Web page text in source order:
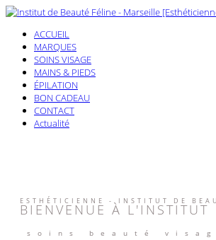
ACCUEIL
MARQUES
SOINS VISAGE
MAINS & PIEDS
ÉPILATION
BON CADEAU
CONTACT
Actualité
ESTHÉTICIENNE - INSTITUT DE
BIENVENUE À L'INSTITUT
soins beauté